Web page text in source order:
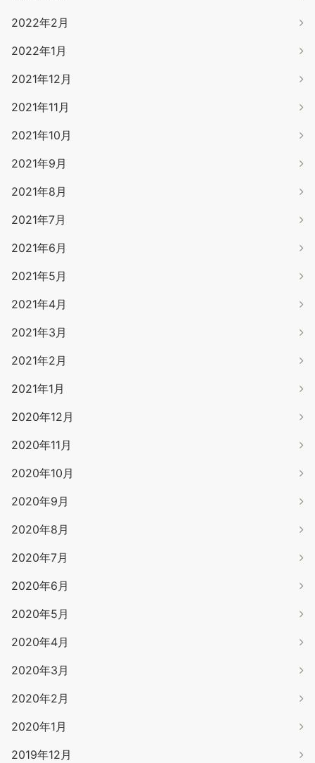
2022年2月
2022年1月
2021年12月
2021年11月
2021年10月
2021年9月
2021年8月
2021年7月
2021年6月
2021年5月
2021年4月
2021年3月
2021年2月
2021年1月
2020年12月
2020年11月
2020年10月
2020年9月
2020年8月
2020年7月
2020年6月
2020年5月
2020年4月
2020年3月
2020年2月
2020年1月
2019年12月